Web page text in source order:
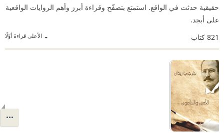
حقيقية حدثت في الواقع. استمتع بتصفّح وقراءة أبرز وأهم الروايات الواقعية
على أبجد.
الأعلى قراءةً أوّلًا 821 كتاب